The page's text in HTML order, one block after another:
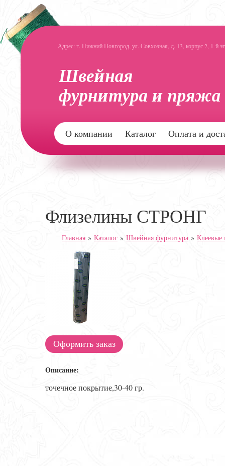
Адрес: г. Нижний Новгород, ул. Совхозная, д. 13, корпус 2, 1-й
О компании Каталог Оплата и
Флизелины СТРОНГ
Главная » Каталог » Швейная фурнитура » Клеевые
Оформить заказ
Описание:
точечное покрытие,30-40 гр.